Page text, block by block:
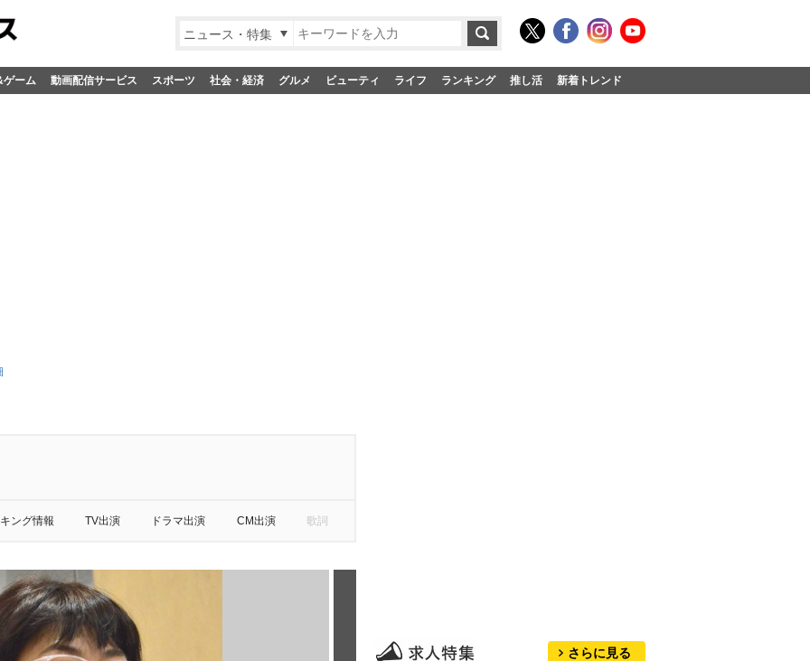
ニュース・特集
ゲーム 動画配信サービス スポーツ 社会・経済 グルメ ビューティ ライフ ランキング 推し活 新着トレンド
ング情報 TV出演 ドラマ出演 CM出演 歌詞
さらに見る